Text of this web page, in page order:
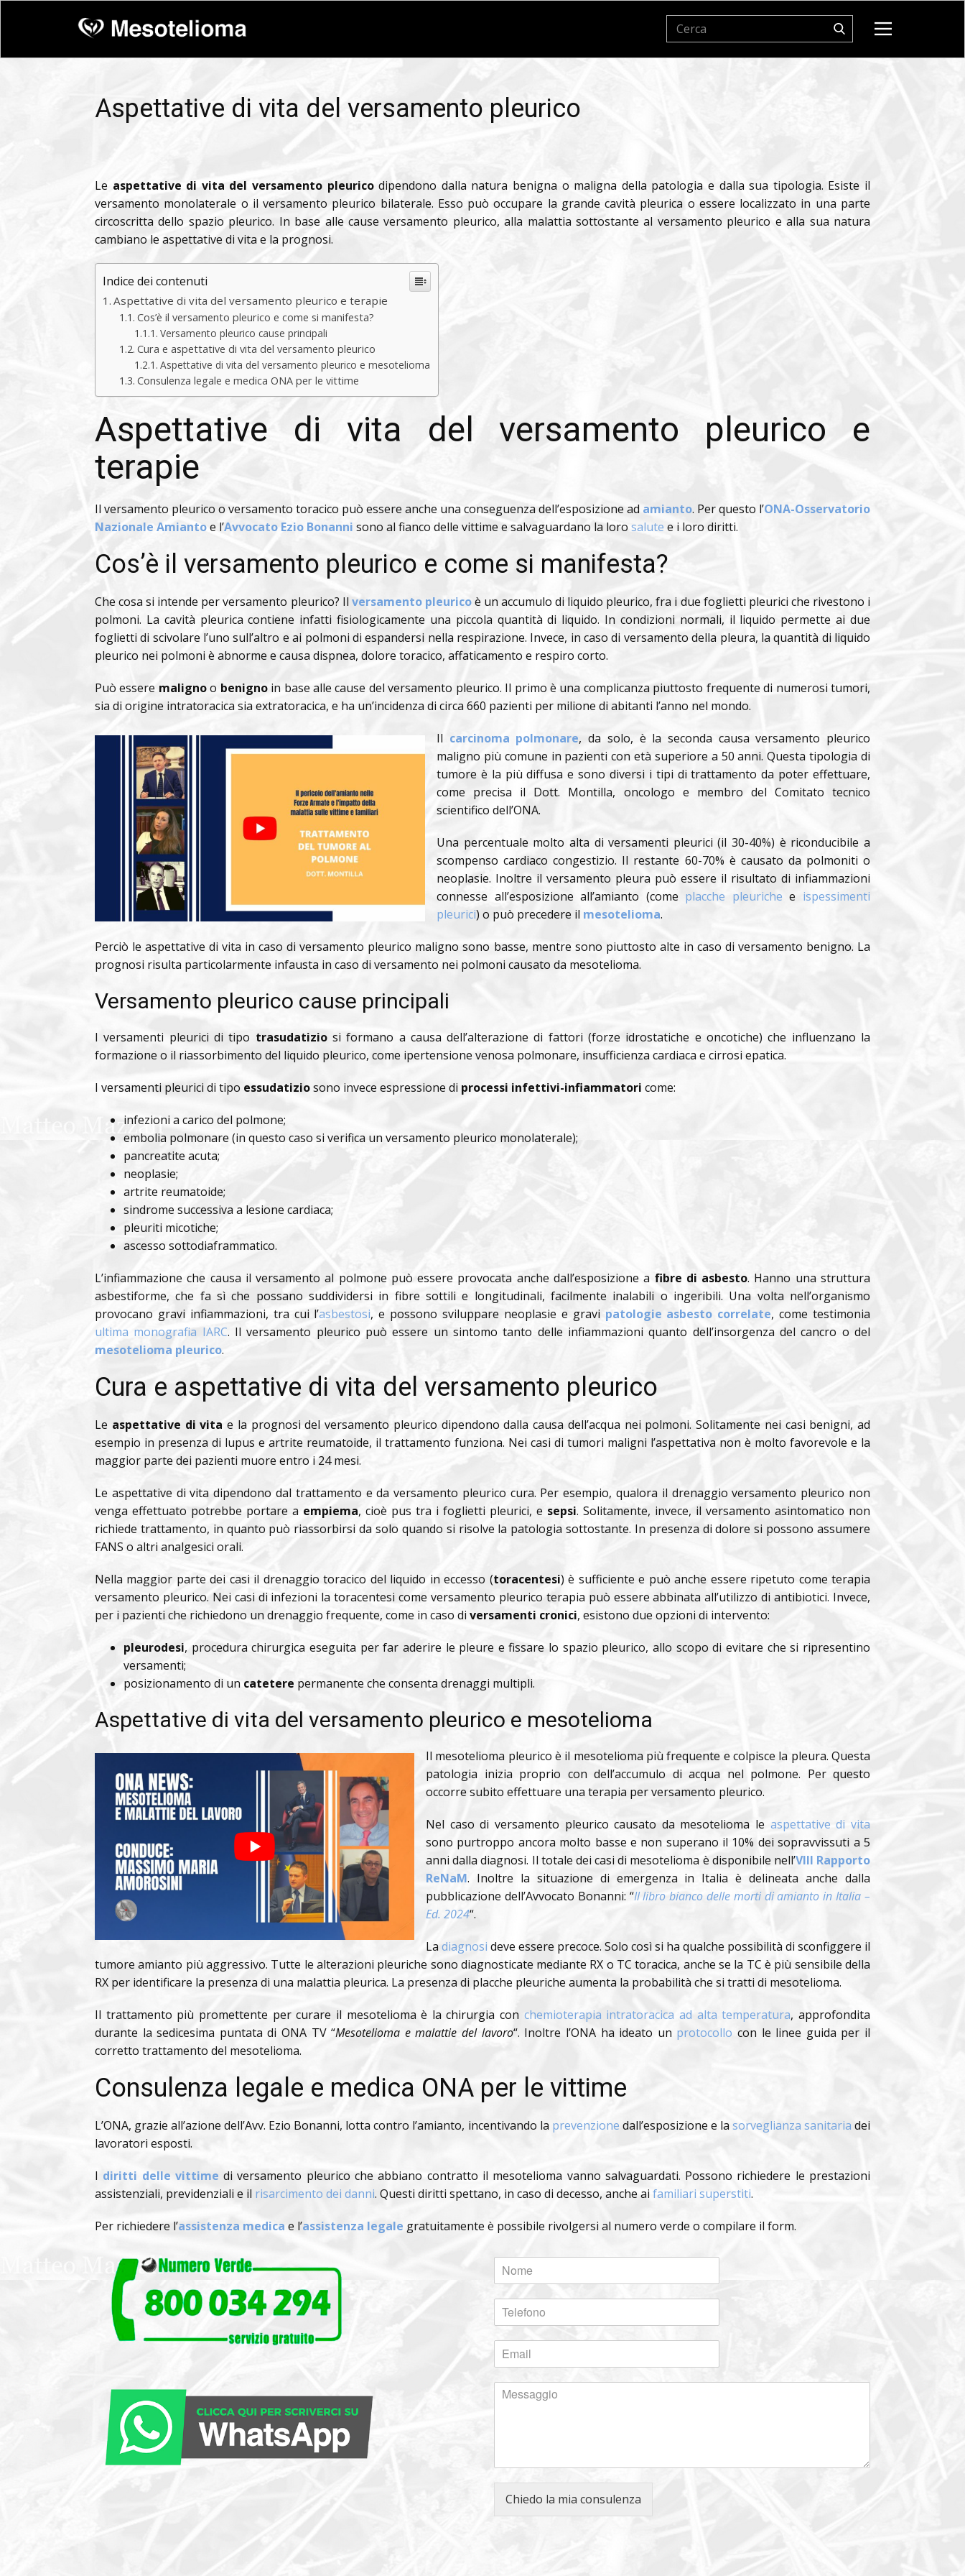
Aspettative di vita del versamento pleurico
Le aspettative di vita del versamento pleuricodipendono dalla natura benigna o maligna della patologia e dalla sua tipologia. Esiste il
versamento monolaterale o il versamento pleurico bilaterale. Esso può occupare la grande cavità pleurica o essere localizzato in una parte
circoscritta dello spazio pleurico. In base alle cause versamento pleurico, alla malattia sottostante al versamento pleurico e alla sua natura
cambiano le aspettative di vita e la prognosi.
Indice dei contenuti
Aspettative di vita del versamento pleurico e terapie
Cos’è il versamento pleurico e come si manifesta?
Versamento pleurico cause principali
Cura e aspettative di vita del versamento pleurico
Aspettative di vita del versamento pleurico e mesotelioma
Consulenza legale e medica ONA per le vittime
Aspettative di vita del versamento pleurico e
terapie
Il versamento pleurico o versamento toracico può essere anche una conseguenza dell’esposizione ad amianto. Per questo l’ONA-Osservatorio
Nazionale Amiantoe l’Avvocato Ezio Bonanni sono al fianco delle vittime e salvaguardano la loro salute e i loro diritti.
Cos’è il versamento pleurico e come si manifesta?
Che cosa si intende per versamento pleurico? Il versamento pleuricoè un accumulo di liquido pleurico, fra i due foglietti pleurici che rivestono i
polmoni. La cavità pleurica contiene infatti fisiologicamente una piccola quantità di liquido. In condizioni normali, il liquido permette ai due
foglietti di scivolare l’uno sull’altro e ai polmoni di espandersi nella respirazione. Invece, in caso di versamento della pleura, la quantità di liquido
pleurico nei polmoni è abnorme e causa dispnea, dolore toracico, affaticamento e respiro corto.
Può essere malignoo benignoin base alle cause del versamento pleurico. Il primo è una complicanza piuttosto frequente di numerosi tumori,
sia di origine intratoracica sia extratoracica, e ha un’incidenza di circa 660 pazienti per milione di abitanti l’anno nel mondo.
Il carcinoma polmonare, da solo, è la seconda causa versamento pleurico
maligno più comune in pazienti con età superiore a 50 anni. Questa tipologia di
tumore è la più diffusa e sono diversi i tipi di trattamento da poter effettuare,
come precisa il Dott. Montilla, oncologo e membro del Comitato tecnico
scientifico dell’ONA.
Una percentuale molto alta di versamenti pleurici (il 30-40%) è riconducibile a
scompenso cardiaco congestizio. Il restante 60-70% è causato da polmoniti o
neoplasie. Inoltre il versamento pleura può essere il risultato di infiammazioni
connesse all’esposizione all’amianto (come placche pleuriche e ispessimenti
pleurici) o può precedere il mesotelioma.
Perciò le aspettative di vita in caso di versamento pleurico maligno sono basse, mentre sono piuttosto alte in caso di versamento benigno. La
prognosi risulta particolarmente infausta in caso di versamento nei polmoni causato da mesotelioma.
Versamento pleurico cause principali
I versamenti pleurici di tipo trasudatiziosi formano a causa dell’alterazione di fattori (forze idrostatiche e oncotiche) che influenzano la
formazione o il riassorbimento del liquido pleurico, come ipertensione venosa polmonare, insufficienza cardiaca e cirrosi epatica.
I versamenti pleurici di tipo essudatiziosono invece espressione di processi infettivi-infiammatori come:
infezioni a carico del polmone;
embolia polmonare (in questo caso si verifica un versamento pleurico monolaterale);
pancreatite acuta;
neoplasie;
artrite reumatoide;
sindrome successiva a lesione cardiaca;
pleuriti micotiche;
ascesso sottodiaframmatico.
L’infiammazione che causa il versamento al polmone può essere provocata anche dall’esposizione a fibre di asbesto. Hanno una struttura
asbestiforme, che fa sì che possano suddividersi in fibre sottili e longitudinali, facilmente inalabili o ingeribili. Una volta nell’organismo
provocano gravi infiammazioni, tra cui l’asbestosi, e possono sviluppare neoplasie e gravi patologie asbesto correlate, come testimonia
ultima monografia IARC. Il versamento pleurico può essere un sintomo tanto delle infiammazioni quanto dell’insorgenza del cancro o del
mesotelioma pleurico.
Cura e aspettative di vita del versamento pleurico
Le aspettative di vita e la prognosi del versamento pleurico dipendono dalla causa dell’acqua nei polmoni. Solitamente nei casi benigni, ad
esempio in presenza di lupus e artrite reumatoide, il trattamento funziona. Nei casi di tumori maligni l’aspettativa non è molto favorevole e la
maggior parte dei pazienti muore entro i 24 mesi.
Le aspettative di vita dipendono dal trattamento e da versamento pleurico cura. Per esempio, qualora il drenaggio versamento pleurico non
venga effettuato potrebbe portare a empiema, cioè pus tra i foglietti pleurici, e sepsi. Solitamente, invece, il versamento asintomatico non
richiede trattamento, in quanto può riassorbirsi da solo quando si risolve la patologia sottostante. In presenza di dolore si possono assumere
FANS o altri analgesici orali.
Nella maggior parte dei casi il drenaggio toracico del liquido in eccesso (toracentesi) è sufficiente e può anche essere ripetuto come terapia
versamento pleurico. Nei casi di infezioni la toracentesi come versamento pleurico terapia può essere abbinata all’utilizzo di antibiotici. Invece,
per i pazienti che richiedono un drenaggio frequente, come in caso di versamenti cronici, esistono due opzioni di intervento:
pleurodesi, procedura chirurgica eseguita per far aderire le pleure e fissare lo spazio pleurico, allo scopo di evitare che si ripresentino
versamenti;
posizionamento di un catetere permanente che consenta drenaggi multipli.
Aspettative di vita del versamento pleurico e mesotelioma
Il mesotelioma pleurico è il mesotelioma più frequente e colpisce la pleura. Questa
patologia inizia proprio con dell’accumulo di acqua nel polmone. Per questo
occorre subito effettuare una terapia per versamento pleurico.
Nel caso di versamento pleurico causato da mesotelioma le aspettative di vita
sono purtroppo ancora molto basse e non superano il 10% dei sopravvissuti a 5
anni dalla diagnosi. Il totale dei casi di mesotelioma è disponibile nell’VIII Rapporto
ReNaM. Inoltre la situazione di emergenza in Italia è delineata anche dalla
pubblicazione dell’Avvocato Bonanni: “Il libro bianco delle morti di amianto in Italia –
Ed. 2024“.
Ladiagnosi deve essere precoce. Solo così si ha qualche possibilità di sconfiggere il
tumore amianto più aggressivo. Tutte le alterazioni pleuriche sono diagnosticate mediante RX o TC toracica, anche se la TC è più sensibile della
RX per identificare la presenza di una malattia pleurica. La presenza di placche pleuriche aumenta la probabilità che si tratti di mesotelioma.
Il trattamento più promettente per curare il mesotelioma è la chirurgia con chemioterapia intratoracica ad alta temperatura, approfondita
durante la sedicesima puntata di ONA TV “Mesotelioma e malattie del lavoro“. Inoltre l’ONA ha ideato un protocollo con le linee guida per il
corretto trattamento del mesotelioma.
Consulenza legale e medica ONA per le vittime
L’ONA, grazie all’azione dell’Avv. Ezio Bonanni, lotta contro l’amianto, incentivando la prevenzione dall’esposizione e la sorveglianza sanitaria dei
lavoratori esposti.
I diritti delle vittime di versamento pleurico che abbiano contratto il mesotelioma vanno salvaguardati. Possono richiedere le prestazioni
assistenziali, previdenziali e il risarcimento dei danni. Questi diritti spettano, in caso di decesso, anche aifamiliari superstiti.
Per richiedere l’assistenza medica e l’assistenza legale gratuitamente è possibile rivolgersi al numero verde o compilare il form.
Chiedo la mia consulenza